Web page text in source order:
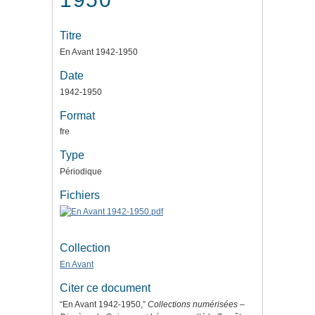
Titre
En Avant 1942-1950
Date
1942-1950
Format
fre
Type
Périodique
Fichiers
Collection
En Avant
Citer ce document
“En Avant 1942-1950,” Collections numérisées –